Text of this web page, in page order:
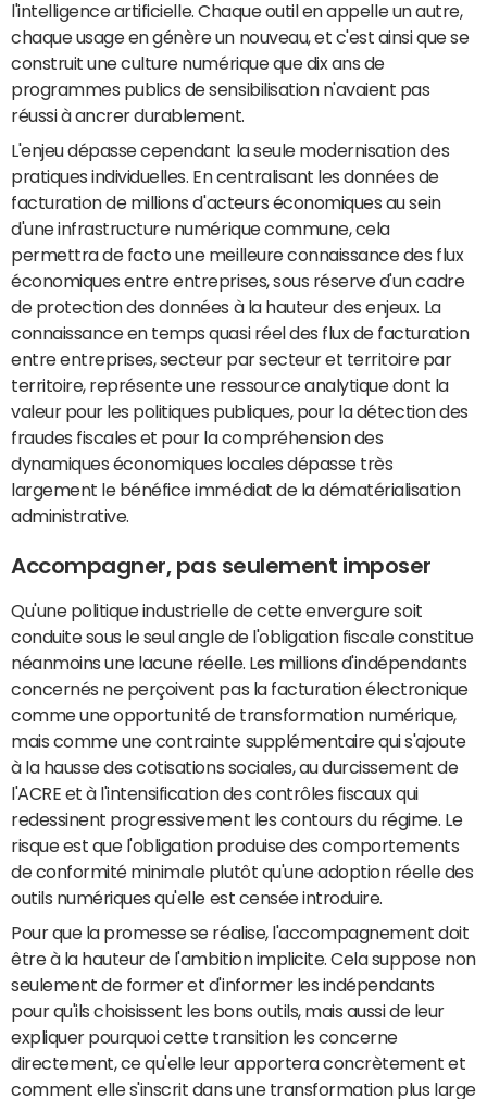
l'intelligence artificielle. Chaque outil en appelle un autre,
chaque usage en génère un nouveau, et c'est ainsi que se
construit une culture numérique que dix ans de
programmes publics de sensibilisation n'avaient pas
réussi à ancrer durablement.
L'enjeu dépasse cependant la seule modernisation des
pratiques individuelles. En centralisant les données de
facturation de millions d'acteurs économiques au sein
d'une infrastructure numérique commune, cela
permettra de facto une meilleure connaissance des flux
économiques entre entreprises, sous réserve d'un cadre
de protection des données à la hauteur des enjeux. La
connaissance en temps quasi réel des flux de facturation
entre entreprises, secteur par secteur et territoire par
territoire, représente une ressource analytique dont la
valeur pour les politiques publiques, pour la détection des
fraudes fiscales et pour la compréhension des
dynamiques économiques locales dépasse très
largement le bénéfice immédiat de la dématérialisation
administrative.
Accompagner, pas seulement imposer
Qu'une politique industrielle de cette envergure soit
conduite sous le seul angle de l'obligation fiscale constitue
néanmoins une lacune réelle. Les millions d'indépendants
concernés ne perçoivent pas la facturation électronique
comme une opportunité de transformation numérique,
mais comme une contrainte supplémentaire qui s'ajoute
à la hausse des cotisations sociales, au durcissement de
l'ACRE et à l'intensification des contrôles fiscaux qui
redessinent progressivement les contours du régime. Le
risque est que l'obligation produise des comportements
de conformité minimale plutôt qu'une adoption réelle des
outils numériques qu'elle est censée introduire.
Pour que la promesse se réalise, l'accompagnement doit
être à la hauteur de l'ambition implicite. Cela suppose non
seulement de former et d'informer les indépendants
pour qu'ils choisissent les bons outils, mais aussi de leur
expliquer pourquoi cette transition les concerne
directement, ce qu'elle leur apportera concrètement et
comment elle s'inscrit dans une transformation plus large